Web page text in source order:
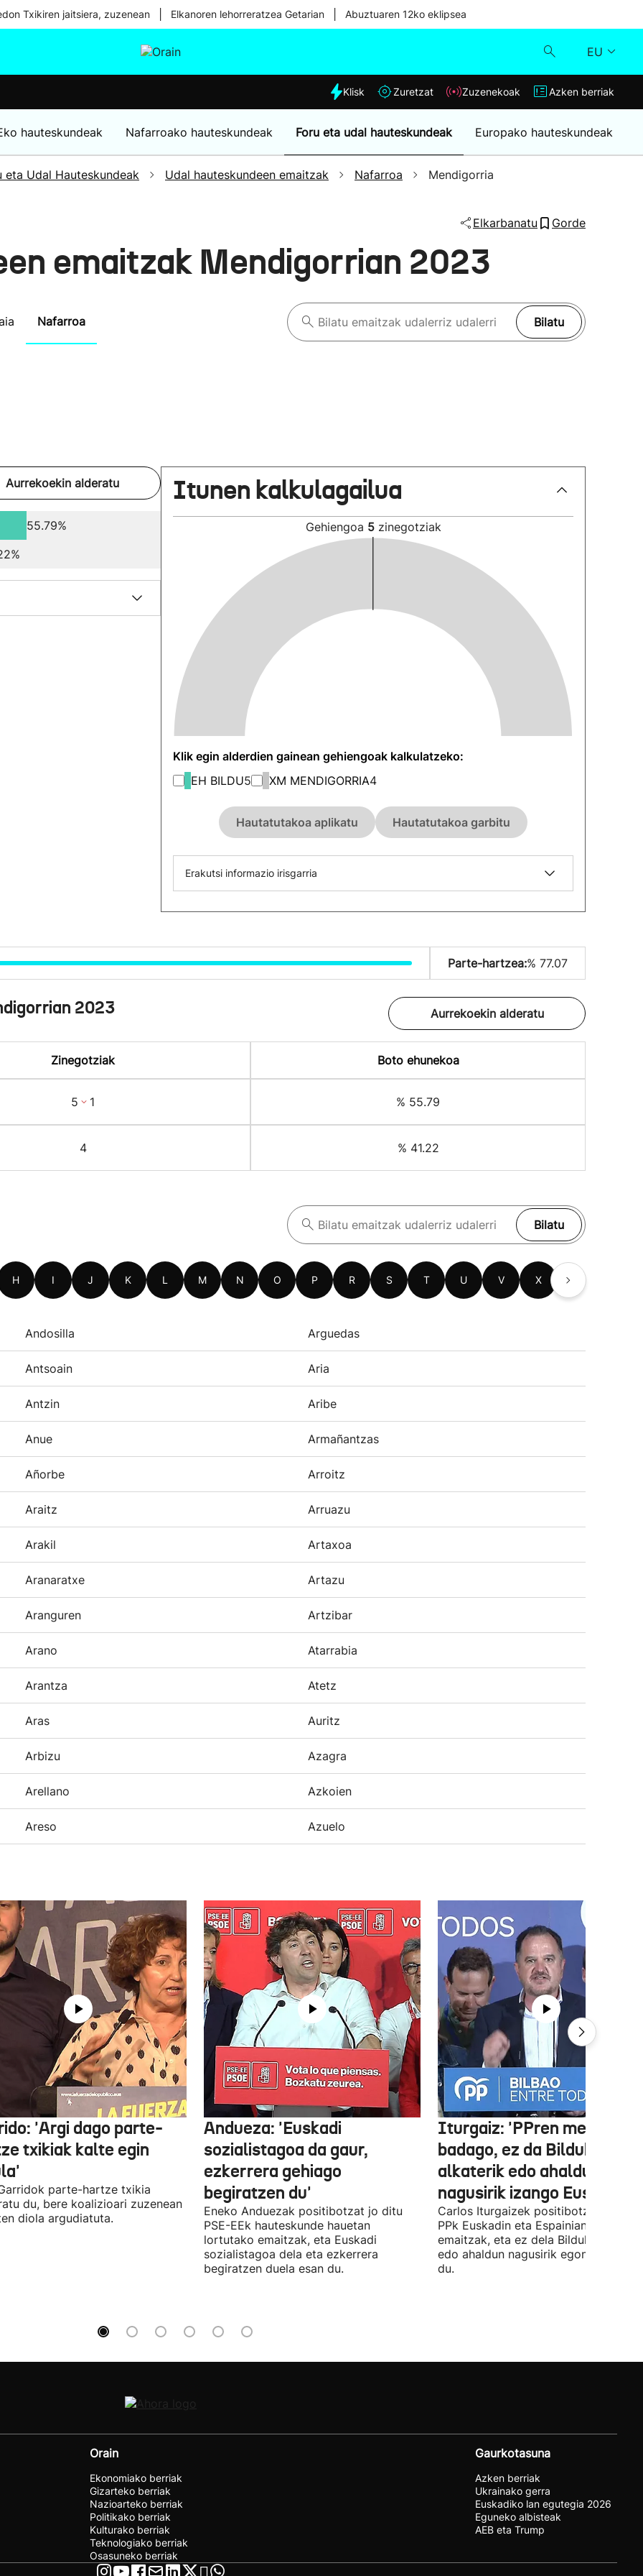
Txikiren jaitsiera, zuzenean Elkanoren lehorreratzea Getarian Abuztuaren 12ko eklipsea
EU
Eguraldia
Klisk
Zuzenekoak
Azken berriak
Klisk Zuretzat Zuzenekoak Azken berriak
hauteskundeak Nafarroako hauteskundeak Foru eta udal hauteskundeak Europako hauteskundeak
eta Udal Hauteskundeak Udal hauteskundeen emaitzak Nafarroa Mendigorria
Elkarbanatu Gorde
emaitzak Mendigorrian 2023
Nafarroa Bilatu
Aurrekoekin alderatu
55.79%
Itunen kalkulagailua
Gehiengoa 5 zinegotziak
Klik egin alderdien gainean gehiengoak kalkulatzeko:
EH BILDU5 XM MENDIGORRIA4
Hautatutakoa aplikatu Hautatutakoa garbitu
Erakutsi informazio irisgarria
Parte-hartzea:% 77.07
2023 Aurrekoekin alderatu
Zinegotziak Boto ehunekoa
5 1 % 55.79
4 % 41.22
Bilatu
H I J K L M N O P R S T U V X
Andosilla Arguedas
Antsoain Aria
Antzin Aribe
Anue Armañantzas
Añorbe Arroitz
Araitz Arruazu
Arakil Artaxoa
Aranaratxe Artazu
Aranguren Artzibar
Arano Atarrabia
Arantza Atetz
Aras Auritz
Arbizu Azagra
Arellano Azkoien
Areso Azuelo
'Argi dago parte-
txikiak kalte egin
parte-hartze txikia
du, bere koalizioari zuzenean
diola argudiatuta.
Andueza: 'Euskadi
sozialistagoa da gaur,
ezkerrera gehiago
begiratzen du'
Eneko Anduezak positibotzat jo ditu
PSE-EEk hauteskunde hauetan
lortutako emaitzak, eta Euskadi
sozialistagoa dela eta ezkerrera
begiratzen duela esan du.
Iturgaiz: 'PPren menpe
badago, ez da Bilduko
alkaterik edo ahaldun
nagusirik izango Euskadin'
Carlos Iturgaizek positibotzat jo ditu
PPk Euskadin eta Espainian lortutako
emaitzak, eta ez dela Bilduko
edo ahaldun nagusirik egongo
du.
Orain
Ekonomiako berriak
Gizarteko berriak
Nazioarteko berriak
Politikako berriak
Kulturako berriak
Teknologiako berriak
Osasuneko berriak
Gaurkotasuna
Azken berriak
Ukrainako gerra
Euskadiko lan egutegia 2026
Eguneko albisteak
AEB eta Trump